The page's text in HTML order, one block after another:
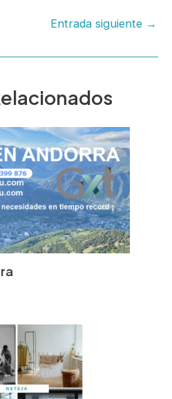
Entrada siguiente →